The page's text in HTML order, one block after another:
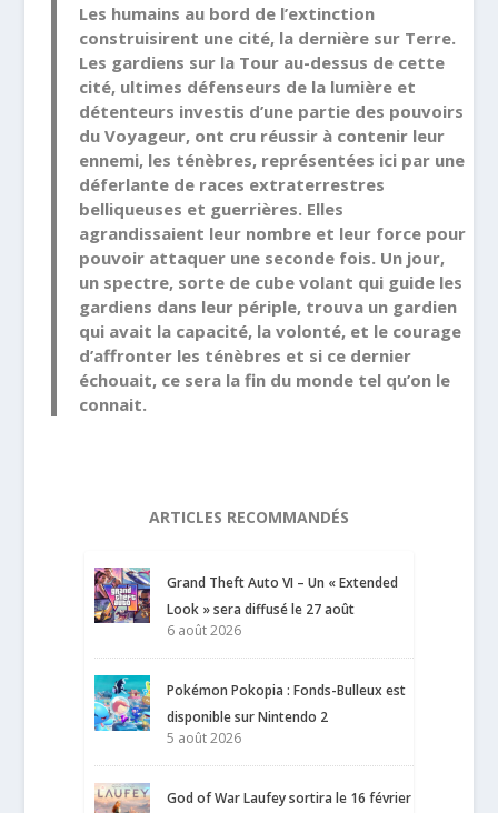
Les humains au bord de l’extinction
construisirent une cité, la dernière sur Terre.
Les gardiens sur la Tour au-dessus de cette
cité, ultimes défenseurs de la lumière et
détenteurs investis d’une partie des pouvoirs
du Voyageur, ont cru réussir à contenir leur
ennemi, les ténèbres, représentées ici par une
déferlante de races extraterrestres
belliqueuses et guerrières. Elles
agrandissaient leur nombre et leur force pour
pouvoir attaquer une seconde fois. Un jour,
un spectre, sorte de cube volant qui guide les
gardiens dans leur périple, trouva un gardien
qui avait la capacité, la volonté, et le courage
d’affronter les ténèbres et si ce dernier
échouait, ce sera la fin du monde tel qu’on le
connait.
ARTICLES RECOMMANDÉS
Grand Theft Auto VI – Un « Extended
Look » sera diffusé le 27 août
6 août 2026
Pokémon Pokopia : Fonds-Bulleux est
disponible sur Nintendo 2
5 août 2026
God of War Laufey sortira le 16 février